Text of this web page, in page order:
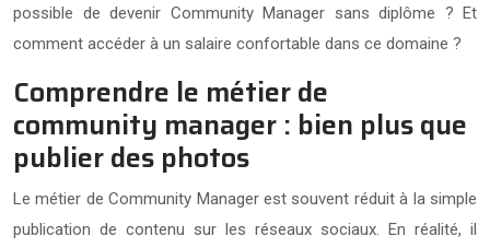
possible de devenir Community Manager sans diplôme ? Et
comment accéder à un salaire confortable dans ce domaine ?
Comprendre le métier de
community manager : bien plus que
publier des photos
Le métier de Community Manager est souvent réduit à la simple
publication de contenu sur les réseaux sociaux. En réalité, il